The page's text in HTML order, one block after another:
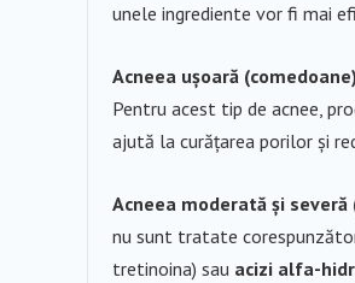
unele ingrediente vor fi mai
Acneea ușoară (comedoane)
Pentru acest tip de acnee,
ajută la curățarea porilor și
Acneea moderată și
nu sunt tratate
tretinoina) sau acizi alfa-